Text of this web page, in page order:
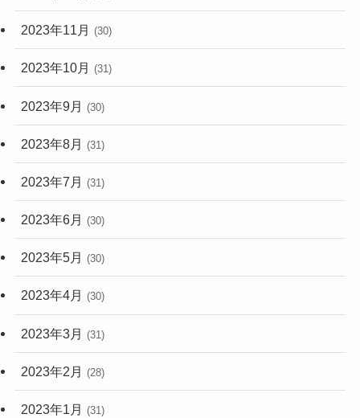
2023年11月 (30)
2023年10月 (31)
2023年9月 (30)
2023年8月 (31)
2023年7月 (31)
2023年6月 (30)
2023年5月 (30)
2023年4月 (30)
2023年3月 (31)
2023年2月 (28)
2023年1月 (31)